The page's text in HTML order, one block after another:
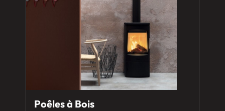
Poêles à Bois